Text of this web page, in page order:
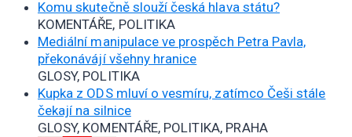
Komu skutečně slouží česká hlava státu?
KOMENTÁŘE, POLITIKA
Mediální manipulace ve prospěch Petra Pavla,
překonávájí všehny hranice
GLOSY, POLITIKA
Kupka z ODS mluví o vesmíru, zatímco Češi stále
čekají na silnice
GLOSY, KOMENTÁŘE, POLITIKA, PRAHA